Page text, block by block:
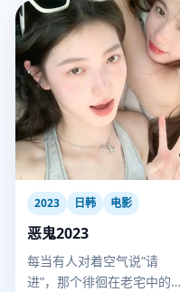
2023 日韩 电影
恶鬼2023
每当有人对着空气说“请
进”，那个徘徊在老宅中的